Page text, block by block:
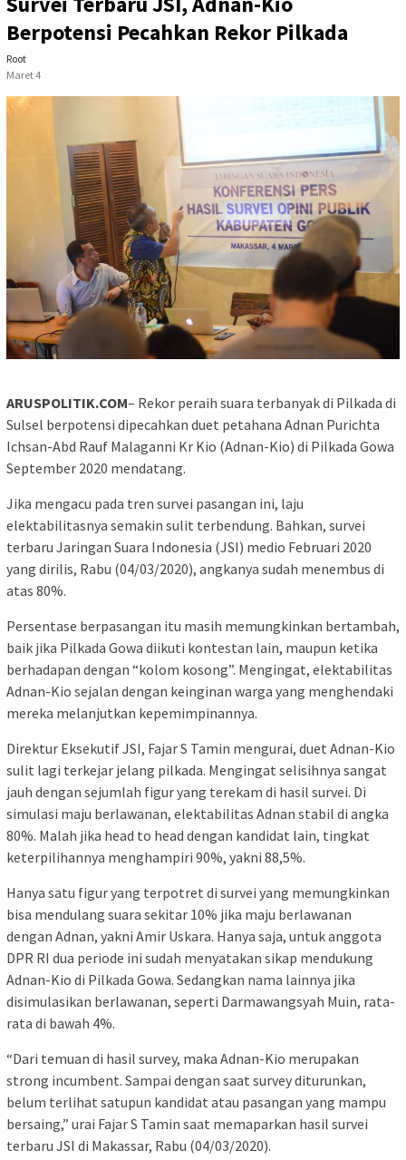
Berpotensi Pecahkan Rekor Pilkada
Root
Maret 4
ARUSPOLITIK.COM– Rekor peraih suara terbanyak di Pilkada di
Sulsel berpotensi dipecahkan duet petahana Adnan Purichta
Ichsan-Abd Rauf Malaganni Kr Kio (Adnan-Kio) di Pilkada Gowa
September 2020 mendatang.
Jika mengacu pada tren survei pasangan ini, laju
elektabilitasnya semakin sulit terbendung. Bahkan, survei
terbaru Jaringan Suara Indonesia (JSI) medio Februari 2020
yang dirilis, Rabu (04/03/2020), angkanya sudah menembus di
atas 80%.
Persentase berpasangan itu masih memungkinkan bertambah,
baik jika Pilkada Gowa diikuti kontestan lain, maupun ketika
berhadapan dengan “kolom kosong”. Mengingat, elektabilitas
Adnan-Kio sejalan dengan keinginan warga yang menghendaki
mereka melanjutkan kepemimpinannya.
Direktur Eksekutif JSI, Fajar S Tamin mengurai, duet Adnan-Kio
sulit lagi terkejar jelang pilkada. Mengingat selisihnya sangat
jauh dengan sejumlah figur yang terekam di hasil survei. Di
simulasi maju berlawanan, elektabilitas Adnan stabil di angka
80%. Malah jika head to head dengan kandidat lain, tingkat
keterpilihannya menghampiri 90%, yakni 88,5%.
Hanya satu figur yang terpotret di survei yang memungkinkan
bisa mendulang suara sekitar 10% jika maju berlawanan
dengan Adnan, yakni Amir Uskara. Hanya saja, untuk anggota
DPR RI dua periode ini sudah menyatakan sikap mendukung
Adnan-Kio di Pilkada Gowa. Sedangkan nama lainnya jika
disimulasikan berlawanan, seperti Darmawangsyah Muin, rata-
rata di bawah 4%.
“Dari temuan di hasil survey, maka Adnan-Kio merupakan
strong incumbent. Sampai dengan saat survey diturunkan,
belum terlihat satupun kandidat atau pasangan yang mampu
bersaing,” urai Fajar S Tamin saat memaparkan hasil survei
terbaru JSI di Makassar, Rabu (04/03/2020).